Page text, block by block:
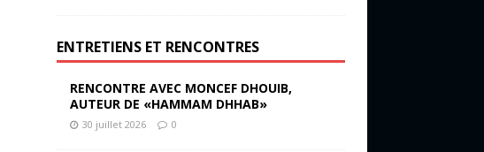
ENTRETIENS ET RENCONTRES
RENCONTRE AVEC MONCEF DHOUIB,
AUTEUR DE «HAMMAM DHHAB»
30 juillet 2026 0